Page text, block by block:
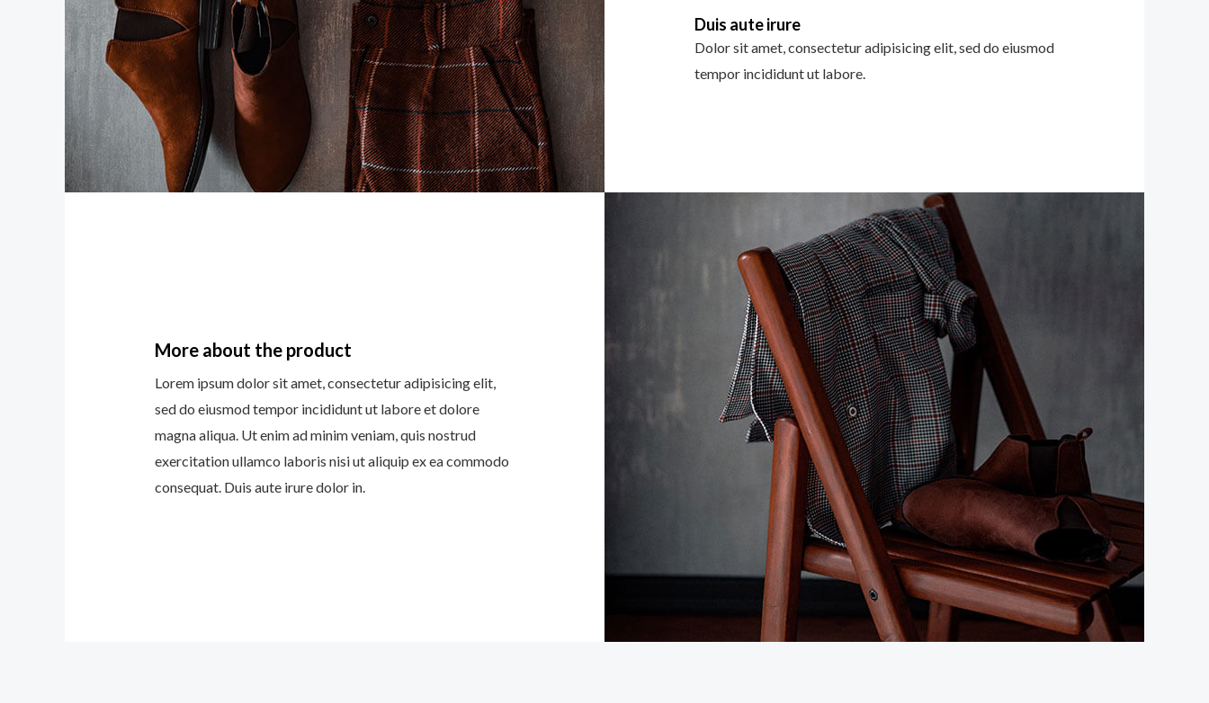
Duis aute irure
Dolor sit amet, consectetur adipisicing elit, sed do eiusmod
tempor incididunt ut labore.
More about the product
Lorem ipsum dolor sit amet, consectetur adipisicing elit,
sed do eiusmod tempor incididunt ut labore et dolore
magna aliqua. Ut enim ad minim veniam, quis nostrud
exercitation ullamco laboris nisi ut aliquip ex ea commodo
consequat. Duis aute irure dolor in.